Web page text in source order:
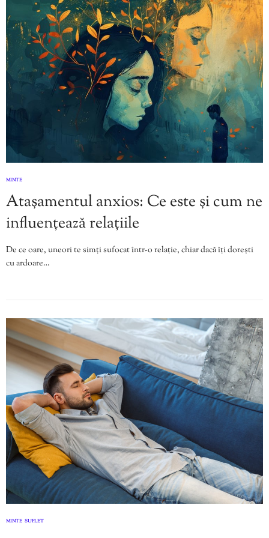
MINTE
Atașamentul anxios: Ce este și cum ne
influențează relațiile
De ce oare, uneori te simți sufocat într-o relație, chiar dacă îți dorești
cu ardoare…
MINTE SUFLET